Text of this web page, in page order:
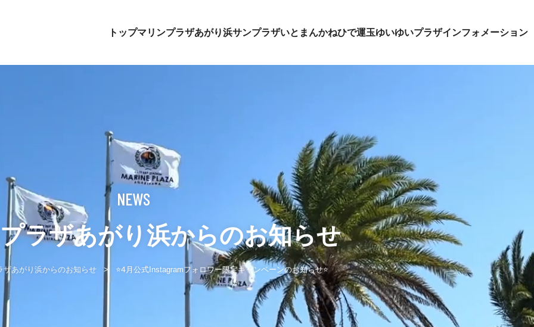
トップマリンプラザあがり浜サンプラザいとまんかねひで運玉ゆいゆいプラザインフォメーション
NEWS
ラザあがり浜からのお知らせ
ザあがり浜からのお知らせ ⭐4月公式Instagramフォロワー限定キャンペーンのお知らせ⭐